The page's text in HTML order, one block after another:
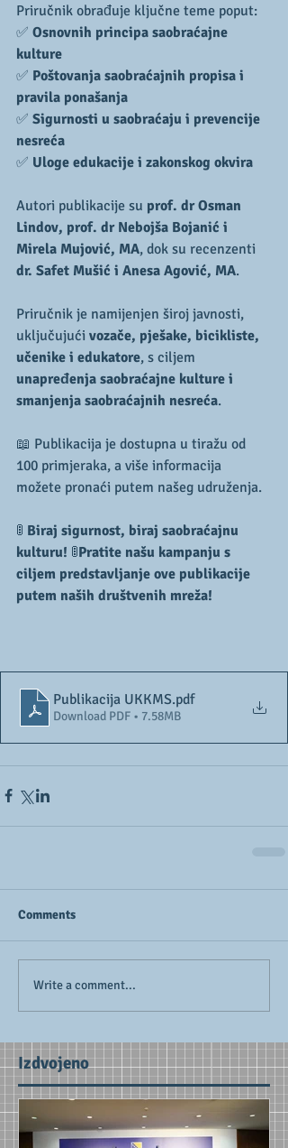
Priručnik obrađuje ključne teme poput:
✅ Osnovnih principa saobraćajne
kulture
✅ Poštovanja saobraćajnih propisa i
pravila ponašanja
✅ Sigurnosti u saobraćaju i prevencije
nesreća
✅ Uloge edukacije i zakonskog okvira
Autori publikacije su prof. dr Osman
Lindov, prof. dr Nebojša Bojanić i
Mirela Mujović, MA, dok su recenzenti
dr. Safet Mušić i Anesa Agović, MA.
Priručnik je namijenjen široj javnosti,
uključujući vozače, pješake, bicikliste,
učenike i edukatore, s ciljem
unapređenja saobraćajne kulture i
smanjenja saobraćajnih nesreća.
📖 Publikacija je dostupna u tiražu od
100 primjeraka, a više informacija
možete pronaći putem našeg udruženja.
🚦 Biraj sigurnost, biraj saobraćajnu
kulturu! 🚦Pratite našu kampanju s
ciljem predstavljanje ove publikacije
putem naših društvenih mreža!
Publikacija UKKMS.pdf
Download PDF • 7.58MB
Comments
Write a comment...
Izdvojeno